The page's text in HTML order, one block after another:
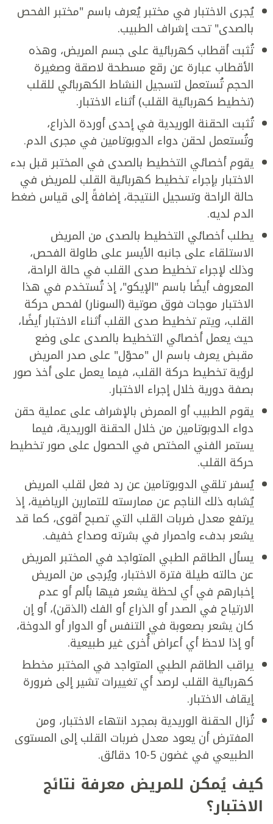
يُجرى الاختبار في مختبر يُعرف باسم "مختبر الفحص
بالصدى" تحت إشراف الطبيب.
تُثبت أقطاب كهربائية على جسم المريض، وهذه
الأقطاب عبارة عن رقع مسطحة لاصقة وصغيرة
الحجم تُستعمل لتسجيل النشاط الكهربائي للقلب
(تخطيط كهربائية القلب) أثناء الاختبار.
تُثبت الحقنة الوريدية في إحدى أوردة الذراع،
وتُستعمل لحقن دواء الدوبوتامين في مجرى الدم.
يقوم أخصائي التخطيط بالصدى في المختبر قبل بدء
الاختبار بإجراء تخطيط كهربائية القلب للمريض في
حالة الراحة وتسجيل النتيجة، إضافةً إلى قياس ضغط
الدم لديه.
يطلب أخصائي التخطيط بالصدى من المريض
الاستلقاء على جانبه الأيسر على طاولة الفحص،
وذلك لإجراء تخطيط صدى القلب في حالة الراحة،
المعروف أيضًا باسم "الإيكو"، إذ تُستخدم في هذا
الاختبار موجات فوق صوتية (السونار) لفحص حركة
القلب، ويتم تخطيط صدى القلب أثناء الاختبار أيضًا،
حيث يعمل أخصائي التخطيط بالصدى على وضع
مقبض يعرف باسم ال "محوّل" على صدر المريض
لرؤية تخطيط حركة القلب، فيما يعمل على أخذ صور
بصفة دورية خلال إجراء الاختبار.
يقوم الطبيب أو الممرض بالإشراف على عملية حقن
دواء الدوبوتامين من خلال الحقنة الوريدية، فيما
يستمر الفني المختص في الحصول على صور تخطيط
حركة القلب.
يُسفر تلقي الدوبوتامين عن رد فعل لقلب المريض
يُشابه ذلك الناجم عن ممارسته للتمارين الرياضية، إذ
يرتفع معدل ضربات القلب التي تصبح أقوى، كما قد
يشعر بدفء واحمرار في بشرته وصداع خفيف.
يسأل الطاقم الطبي المتواجد في المختبر المريض
عن حالته طيلة فترة الاختبار، ويُرجى من المريض
إخبارهم في أي لحظة يشعر فيها بألم أو عدم
الارتياح في الصدر أو الذراع أو الفك (الذقن)، أو إن
كان يشعر بصعوبة في التنفس أو الدوار أو الدوخة،
أو إذا لاحظ أي أعراض أُخرى غير طبيعية.
يراقب الطاقم الطبي المتواجد في المختبر مخطط
كهربائية القلب لرصد أي تغييرات تشير إلى ضرورة
إيقاف الاختبار.
تُزال الحقنة الوريدية بمجرد انتهاء الاختبار، ومن
المفترض أن يعود معدل ضربات القلب إلى المستوى
الطبيعي في غضون 5-10 دقائق.
كيف يُمكن للمريض معرفة نتائج
الاختبار؟